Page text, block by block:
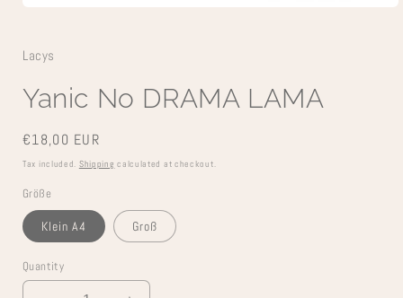
in
modal
Lacys
Yanic No DRAMA LAMA
Regular
price
€18,00 EUR
Tax included. Shipping calculated at checkout.
Größe
Klein A4 Groß
Quantity